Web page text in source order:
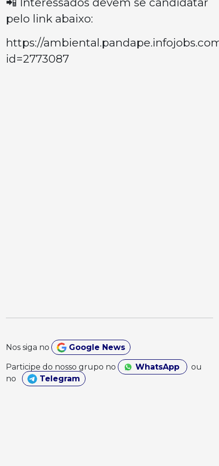
pelo link abaixo:
https://
id=2773087
Nos siga no Google News
Participe do nosso grupo no WhatsApp
ou
no
Telegram